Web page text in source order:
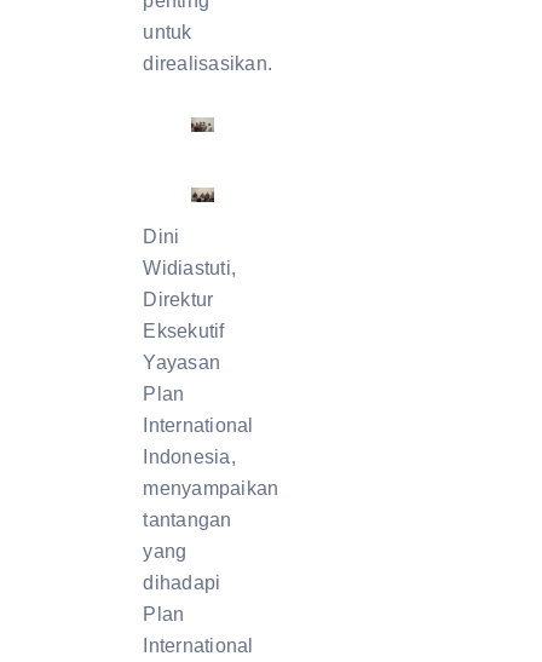
untuk
direalisasikan.
Dini
Widiastuti,
Direktur
Eksekutif
Yayasan
Plan
International
Indonesia,
menyampaikan
tantangan
yang
dihadapi
Plan
International